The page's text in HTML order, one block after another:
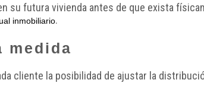
su futura vivienda antes de que exista
inmobiliario.
medida
cliente la posibilidad de ajustar la